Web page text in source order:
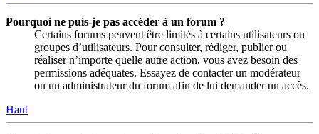
Pourquoi ne puis-je pas accéder à un forum ?
Certains forums peuvent être limités à certains utilisateurs ou
groupes d’utilisateurs. Pour consulter, rédiger, publier ou
réaliser n’importe quelle autre action, vous avez besoin des
permissions adéquates. Essayez de contacter un modérateur
ou un administrateur du forum afin de lui demander un accès.
Haut